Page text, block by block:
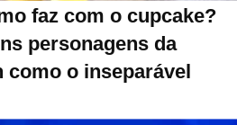
faz com o cupcake?
personagens da
o inseparável